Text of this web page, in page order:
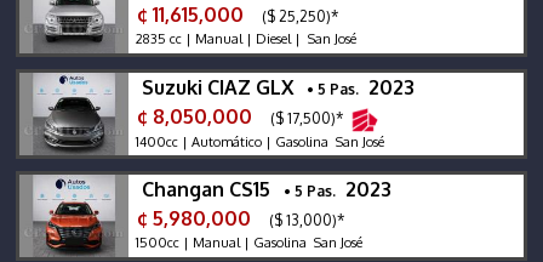
¢ 11,615,000
($ 25,250)*
2835 cc | Manual | Diesel | San José
Suzuki CIAZ GLX • 5 Pas. 2023
¢ 8,050,000
($ 17,500)*
1400cc | Automático | Gasolina San José
Changan CS15 • 5 Pas. 2023
¢ 5,980,000
($ 13,000)*
1500cc | Manual | Gasolina San José